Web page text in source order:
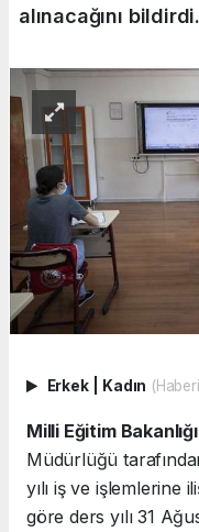
alınacağını bildirdi.
Erkek Kadın
Milli Eğitim
Müdürlüğü
yılı iş ve işlemlerine
göre ders yılı 31